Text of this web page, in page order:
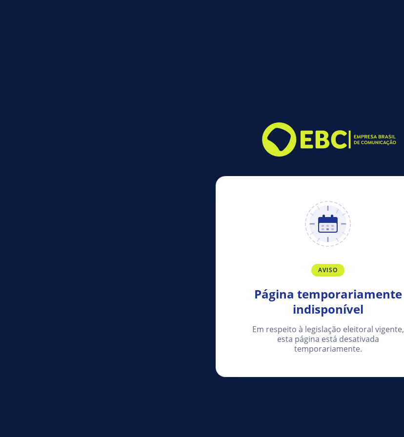
AVISO
Página temporariamente
indisponível
Em respeito à legislação eleitoral vigente,
esta página está desativada
temporariamente.